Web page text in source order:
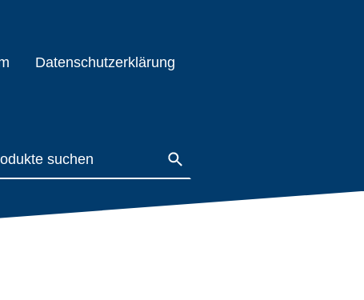
Datenschutzerklärung